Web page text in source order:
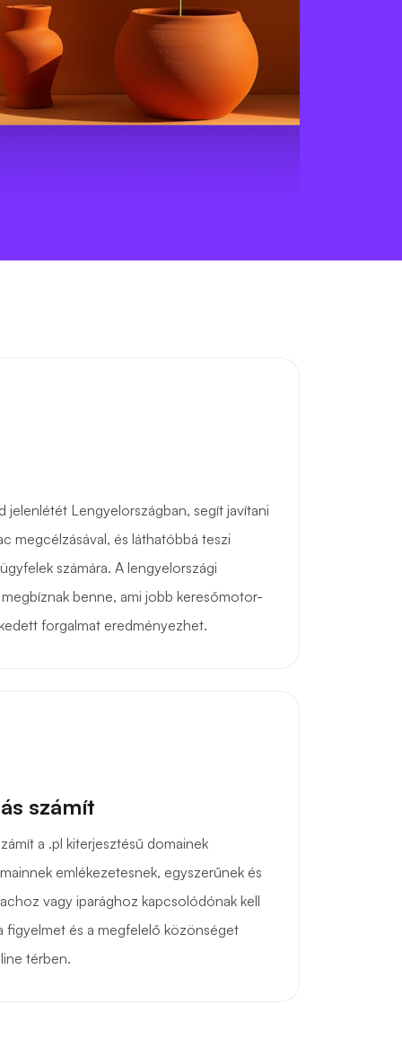
jelenlétét Lengyelországban, segít javítani
megcélzásával, és láthatóbbá teszi
számára. A lengyelországi
benne, ami jobb keresőmotor-
forgalmat eredményezhet.
számít
a .pl kiterjesztésű domainek
emlékezetesnek, egyszerűnek és
vagy iparághoz kapcsolódónak kell
figyelmet és a megfelelő közönséget
térben.